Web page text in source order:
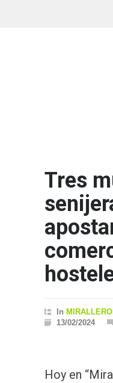
Tres
In
13/02/2024
Hoy en